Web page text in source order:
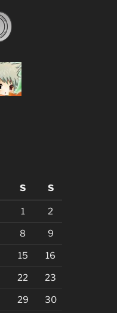
S S
1 2
8 9
15 16
22 23
29 30